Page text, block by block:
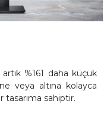
%161 daha küçük
veya altına kolayca
tasarıma sahiptir.